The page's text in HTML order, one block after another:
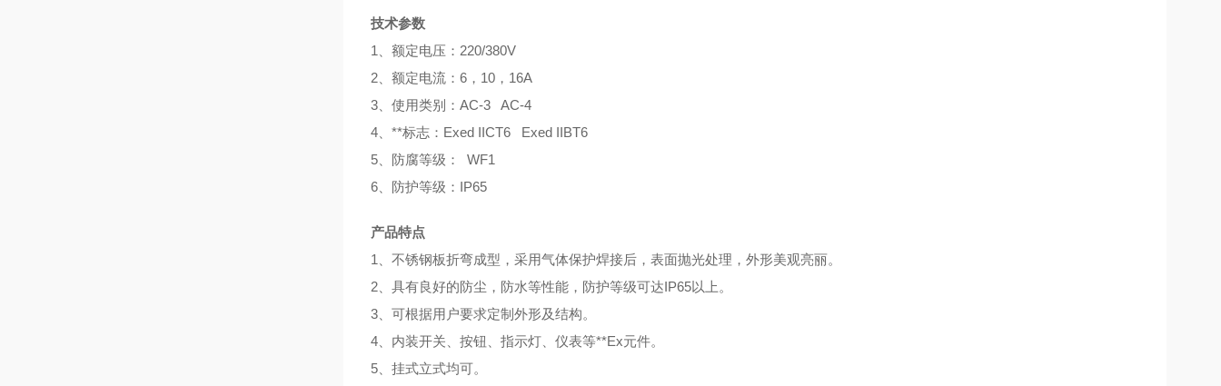
技术参数
1、额定电压：220/380V
2、额定电流：6，10，16A
3、使用类别：AC-3 AC-4
4、**标志：Exed IICT6 Exed IIBT6
5、防腐等级： WF1
6、防护等级：IP65
产品特点
1、不锈钢板折弯成型，采用气体保护焊接后，表面抛光处理，外形美观亮丽。
2、具有良好的防尘，防水等性能，防护等级可达IP65以上。
3、可根据用户要求定制外形及结构。
4、内装开关、按钮、指示灯、仪表等**Ex元件。
5、挂式立式均可。